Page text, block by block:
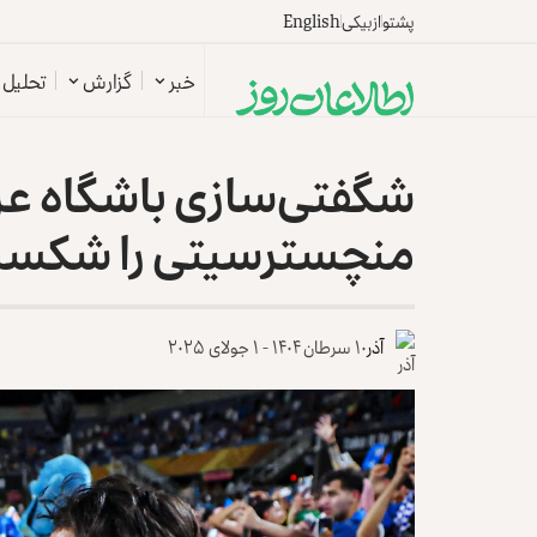
پشتوازبیکیEnglish
خبر گزارش تحلیل
شگفتی‌سازی باشگاه
منچسترسیتی را
آذر۱۰ سرطان ۱۴۰۴ - ۱ جولای ۲۰۲۵